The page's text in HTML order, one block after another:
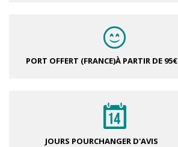
PORT OFFERT (FRANCE)À PARTIR DE 95€
JOURS POURCHANGER D'AVIS